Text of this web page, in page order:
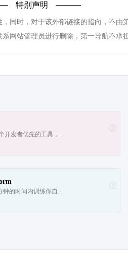
特别声明
时，对于该外部链接的指向，不由
网站管理员进行删除，第一导航不承
开发者优先的工具，...
钟的时间内训练你自...